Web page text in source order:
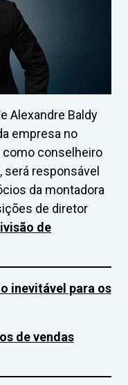
Alexandre Baldy
empresa no
como conselheiro
será responsável
da montadora
de diretor
de
inevitável para os
de vendas